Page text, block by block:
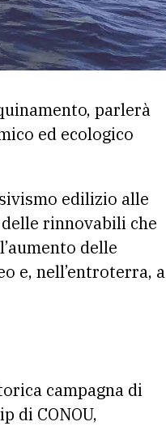
parlerà
ed ecologico
edilizio alle
rinnovabili che
delle
e, nell’entroterra, a
campagna di
di CONOU,